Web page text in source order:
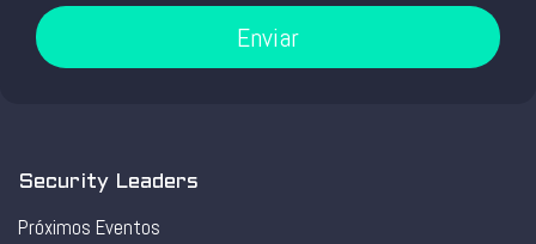
Enviar
Security Leaders
Próximos Eventos